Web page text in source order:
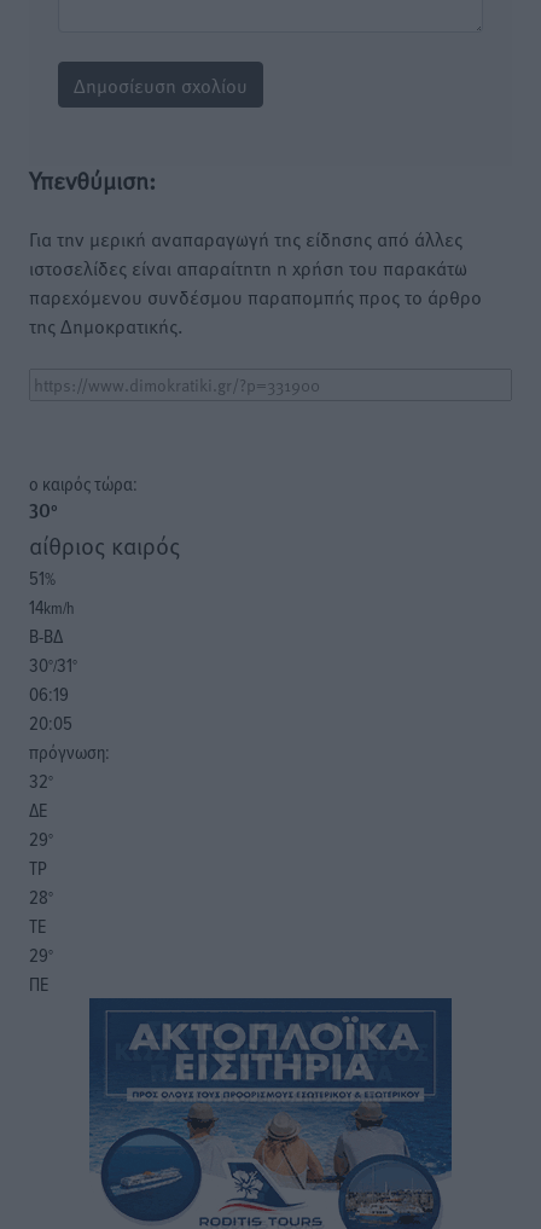
Υπενθύμιση:
Για την μερική αναπαραγωγή της είδησης από άλλες
ιστοσελίδες είναι απαραίτητη η χρήση του παρακάτω
παρεχόμενου συνδέσμου παραπομπής προς το άρθρο
της Δημοκρατικής.
o καιρός τώρα:
30°
αίθριος καιρός
51%
14km/h
Β-ΒΔ
30°/31°
06:19
20:05
πρόγνωση:
32°
ΔΕ
29°
ΤΡ
28°
ΤΕ
29°
ΠΕ